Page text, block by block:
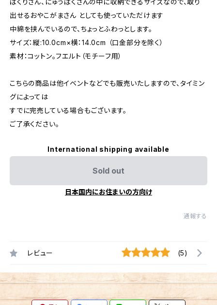
ぱくりさん、にゅうぱくさんの中に収納できるサイズなので、取り
出せるおやこがまさん としても使っていただけます
中綿を挟んでいるので、ちょっとふわっとします。
サイズ：縦:10.0cm×横：14.0cm （口金部分を除く）
素材：コットン。フエルト（モチーフ用）
こちらの商品は他イベントなどでも販売いたしますので、タイミン
グによっては
すでに完売している場合もございます。
ご了承ください。
International shipping available
Sold out
日本国内にお住まいの方向け
通報する
レビュー (5)